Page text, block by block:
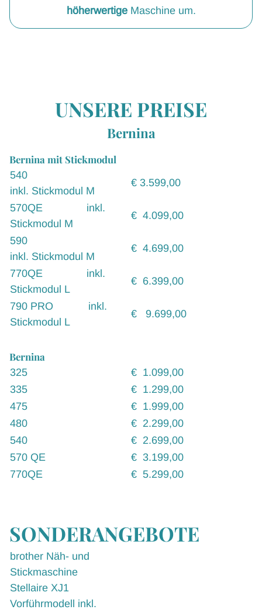
höherwertigeMaschine um.
UNSERE PREISE
Bernina
Bernina mit Stickmodul
540
inkl. Stickmodul M
€ 3.599,00
570QE inkl.
Stickmodul M
€ 4.099,00
590
inkl. Stickmodul M
€ 4.699,00
770QE inkl.
Stickmodul L
€ 6.399,00
790 PRO inkl.
Stickmodul L
€ 9.699,00
Bernina
325
€ 1.099,00
335
€ 1.299,00
475
€ 1.999,00
480
€ 2.299,00
540
€ 2.699,00
570 QE
€ 3.199,00
770QE
€ 5.299,00
SONDERANGEBOTE
brother Näh- und
Stickmaschine
Stellaire XJ1
Vorführmodell inkl.